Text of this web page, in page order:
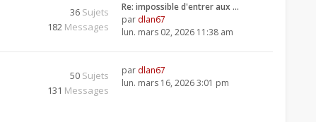
36 Sujets
182 Messages
Re: impossible d'entrer aux …
par dlan67
lun. mars 02, 2026 11:38 am
50 Sujets
131 Messages
par dlan67
lun. mars 16, 2026 3:01 pm